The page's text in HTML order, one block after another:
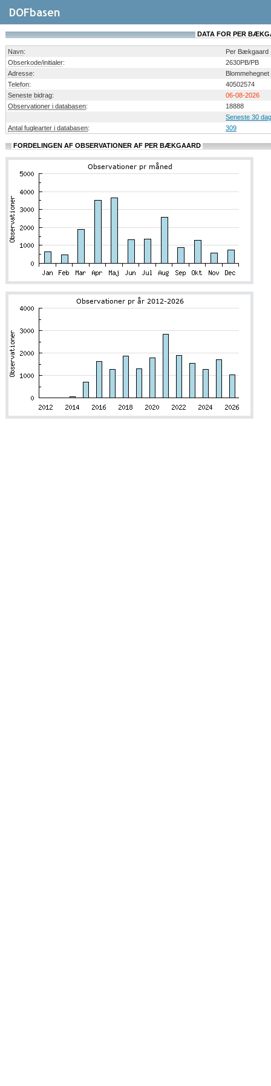
DATA FOR PER
Navn:
Per Bækgaard
Obserkode/initialer:
2630PB/PB
Adresse:
Telefon:
40502574
Seneste bidrag:
06-08-2026
Observationer i databasen:
18888
Seneste 30
Antal fuglearter i databasen: 309
FORDELINGEN AF OBSERVATIONER AF PER BÆKGAARD